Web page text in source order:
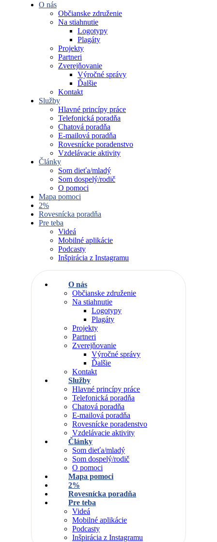
O nás
Občianske združenie
Na stiahnutie
Logotypy
Plagáty
Projekty
Partneri
Zverejňovanie
Výročné správy
Ďalšie
Kontakt
Služby
Hlavné princípy práce
Telefonická poradňa
Chatová poradňa
E-mailová poradňa
Rovesnícke poradenstvo
Vzdelávacie aktivity
Články
Som dieťa/mladý
Som dospelý/rodič
O pomoci
Mapa pomoci
2%
Rovesnícka poradňa
Pre teba
Videá
Mobilné aplikácie
Podcasty
Inšpirácia z Instagramu
O nás
Občianske združenie
Na stiahnutie
Logotypy
Plagáty
Projekty
Partneri
Zverejňovanie
Výročné správy
Ďalšie
Kontakt
Služby
Hlavné princípy práce
Telefonická poradňa
Chatová poradňa
E-mailová poradňa
Rovesnícke poradenstvo
Vzdelávacie aktivity
Články
Som dieťa/mladý
Som dospelý/rodič
O pomoci
Mapa pomoci
2%
Rovesnícka poradňa
Pre teba
Videá
Mobilné aplikácie
Podcasty
Inšpirácia z Instagramu